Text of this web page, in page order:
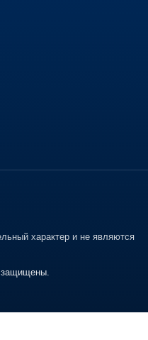
характер и не являются
защищены.